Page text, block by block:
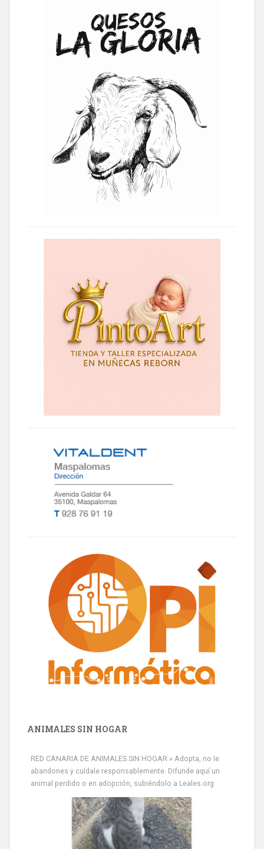
ANIMALES SIN HOGAR
RED CANARIA DE ANIMALES SIN HOGAR » Adopta, no le
abandones y cuídale responsablemente. Difunde aquí un
animal perdido o en adopción, subiéndolo a Leales.org